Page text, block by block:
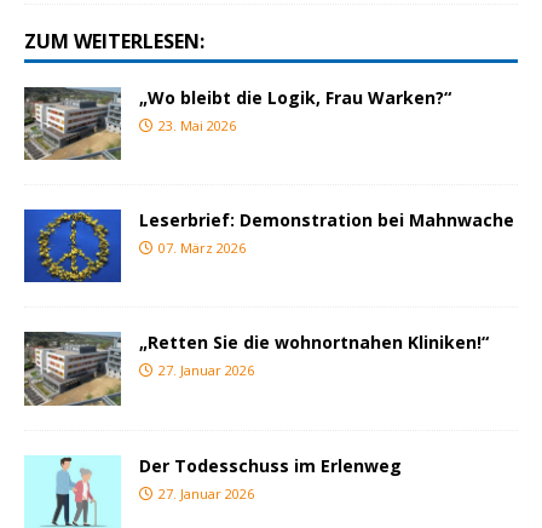
ZUM WEITERLESEN:
„Wo bleibt die Logik, Frau Warken?“
23. Mai 2026
Leserbrief: Demonstration bei Mahnwache
07. März 2026
„Retten Sie die wohnortnahen Kliniken!“
27. Januar 2026
Der Todesschuss im Erlenweg
27. Januar 2026